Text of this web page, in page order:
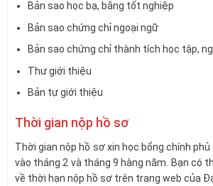
Bản sao học bạ, bằng tốt nghiệp
Bản sao chứng chỉ ngoại ngữ
Bản sao chứng chỉ thành tích học tập,
Thư giới thiệu
Bản tự giới thiệu
Thời gian nộp hồ sơ
Thời gian nộp hồ sơ xin học bổng chính
vào tháng 2 và tháng 9 hàng năm. Bạn có
về thời hạn nộp hồ sơ trên trang web của